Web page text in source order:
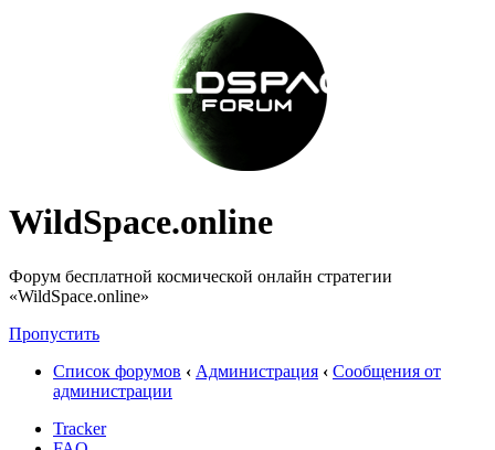
WildSpace.online
Форум бесплатной космической онлайн стратегии
«WildSpace.online»
Пропустить
Список форумов ‹ Администрация ‹ Сообщения от
администрации
Tracker